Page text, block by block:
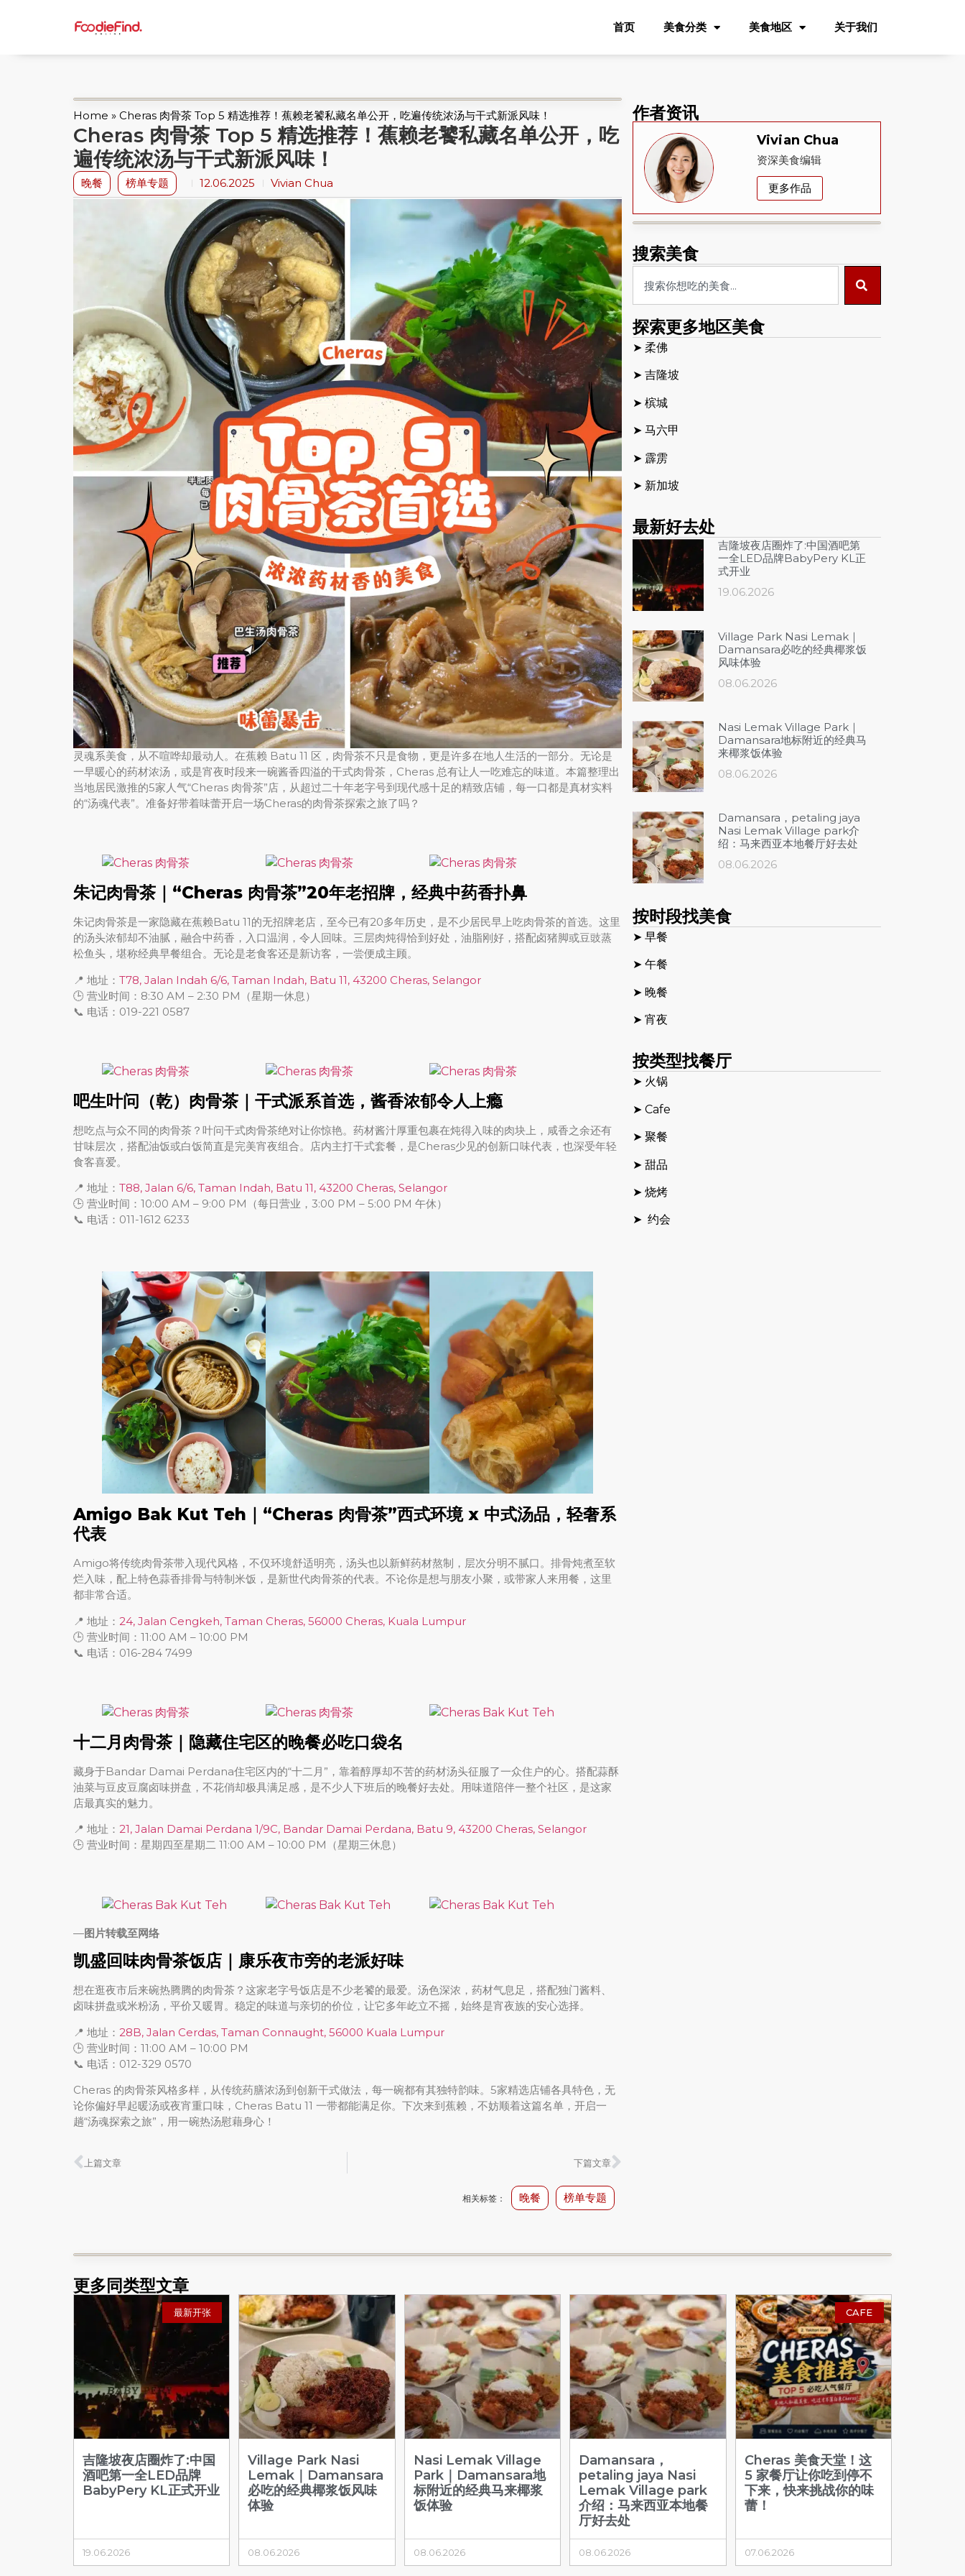
首页 美食分类 美食地区 关于我们
Home » Cheras 肉骨茶 Top 5 精选推荐！蕉赖老饕私藏名单公开，吃遍传统浓汤与干式新派风味！
Cheras 肉骨茶 Top 5 精选推荐！蕉赖老饕私藏名单公开，吃
遍传统浓汤与干式新派风味！
晚餐 榜单专题 12.06.2025 Vivian Chua
灵魂系美食，从不喧哗却最动人。在蕉赖 Batu 11 区，肉骨茶不只是食物，更是许多在地人生活的一部分。无论是
一早暖心的药材浓汤，或是宵夜时段来一碗酱香四溢的干式肉骨茶，Cheras 总有让人一吃难忘的味道。本篇整理出
当地居民激推的5家人气“Cheras 肉骨茶”店，从超过二十年老字号到现代感十足的精致店铺，每一口都是真材实料
的“汤魂代表”。准备好带着味蕾开启一场Cheras的肉骨茶探索之旅了吗？
朱记肉骨茶｜“Cheras 肉骨茶”20年老招牌，经典中药香扑鼻
朱记肉骨茶是一家隐藏在蕉赖Batu 11的无招牌老店，至今已有20多年历史，是不少居民早上吃肉骨茶的首选。这里
的汤头浓郁却不油腻，融合中药香，入口温润，令人回味。三层肉炖得恰到好处，油脂刚好，搭配卤猪脚或豆豉蒸
松鱼头，堪称经典早餐组合。无论是老食客还是新访客，一尝便成主顾。
📍 地址： T78, Jalan Indah 6/6, Taman Indah, Batu 11, 43200 Cheras, Selangor
🕒 营业时间：8:30 AM – 2:30 PM（星期一休息）
📞 电话：019-221 0587
吧生叶问（乾）肉骨茶｜干式派系首选，酱香浓郁令人上瘾
想吃点与众不同的肉骨茶？叶问干式肉骨茶绝对让你惊艳。药材酱汁厚重包裹在炖得入味的肉块上，咸香之余还有
甘味层次，搭配油饭或白饭简直是完美宵夜组合。店内主打干式套餐，是Cheras少见的创新口味代表，也深受年轻
食客喜爱。
📍 地址： T88, Jalan 6/6, Taman Indah, Batu 11, 43200 Cheras, Selangor
🕒 营业时间：10:00 AM – 9:00 PM（每日营业，3:00 PM – 5:00 PM 午休）
📞 电话：011-1612 6233
Amigo Bak Kut Teh｜“Cheras 肉骨茶”西式环境 x 中式汤品，轻奢系
代表
Amigo将传统肉骨茶带入现代风格，不仅环境舒适明亮，汤头也以新鲜药材熬制，层次分明不腻口。排骨炖煮至软
烂入味，配上特色蒜香排骨与特制米饭，是新世代肉骨茶的代表。不论你是想与朋友小聚，或带家人来用餐，这里
都非常合适。
📍 地址： 24, Jalan Cengkeh, Taman Cheras, 56000 Cheras, Kuala Lumpur
🕒 营业时间：11:00 AM – 10:00 PM
📞 电话：016-284 7499
十二月肉骨茶｜隐藏住宅区的晚餐必吃口袋名
藏身于Bandar Damai Perdana住宅区内的“十二月”，靠着醇厚却不苦的药材汤头征服了一众住户的心。搭配蒜酥
油菜与豆皮豆腐卤味拼盘，不花俏却极具满足感，是不少人下班后的晚餐好去处。用味道陪伴一整个社区，是这家
店最真实的魅力。
📍 地址： 21, Jalan Damai Perdana 1/9C, Bandar Damai Perdana, Batu 9, 43200 Cheras, Selangor
🕒 营业时间：星期四至星期二 11:00 AM – 10:00 PM（星期三休息）
—图片转载至网络
凯盛回味肉骨茶饭店｜康乐夜市旁的老派好味
想在逛夜市后来碗热腾腾的肉骨茶？这家老字号饭店是不少老饕的最爱。汤色深浓，药材气息足，搭配独门酱料、
卤味拼盘或米粉汤，平价又暖胃。稳定的味道与亲切的价位，让它多年屹立不摇，始终是宵夜族的安心选择。
📍 地址： 28B, Jalan Cerdas, Taman Connaught, 56000 Kuala Lumpur
🕒 营业时间：11:00 AM – 10:00 PM
📞 电话：012-329 0570
Cheras 的肉骨茶风格多样，从传统药膳浓汤到创新干式做法，每一碗都有其独特韵味。5家精选店铺各具特色，无
论你偏好早起暖汤或夜宵重口味，Cheras Batu 11 一带都能满足你。下次来到蕉赖，不妨顺着这篇名单，开启一
趟“汤魂探索之旅”，用一碗热汤慰藉身心！
上篇文章 下篇文章
相关标签： 晚餐 榜单专题
作者资讯
Vivian Chua
资深美食编辑
更多作品
搜索美食
探索更多地区美食
最新好去处
吉隆坡夜店圈炸了:中国酒吧第
一全LED品牌BabyPery KL正
式开业
19.06.2026
Village Park Nasi Lemak｜
Damansara必吃的经典椰浆饭
风味体验
08.06.2026
Nasi Lemak Village Park｜
Damansara地标附近的经典马
来椰浆饭体验
08.06.2026
Damansara，petaling jaya
Nasi Lemak Village park介
绍：马来西亚本地餐厅好去处
08.06.2026
按时段找美食
➤ 早餐
➤ 午餐
➤ 晚餐
➤ 宵夜
按类型找餐厅
➤ 柔佛
➤ 吉隆坡
➤ 槟城
➤ 马六甲
➤ 霹雳
➤ 新加坡
➤ 火锅
➤ Cafe
➤ 聚餐
➤ 甜品
➤ 烧烤
➤ 约会
更多同类型文章
最新开张
吉隆坡夜店圈炸了:中国
酒吧第一全LED品牌
BabyPery KL正式开业
19.06.2026
Village Park Nasi
Lemak｜Damansara
必吃的经典椰浆饭风味
体验
08.06.2026
Nasi Lemak Village
Park｜Damansara地
标附近的经典马来椰浆
饭体验
08.06.2026
Damansara，
petaling jaya Nasi
Lemak Village park
介绍：马来西亚本地餐
厅好去处
08.06.2026
CAFE
Cheras 美食天堂！这
5 家餐厅让你吃到停不
下来，快来挑战你的味
蕾！
07.06.2026